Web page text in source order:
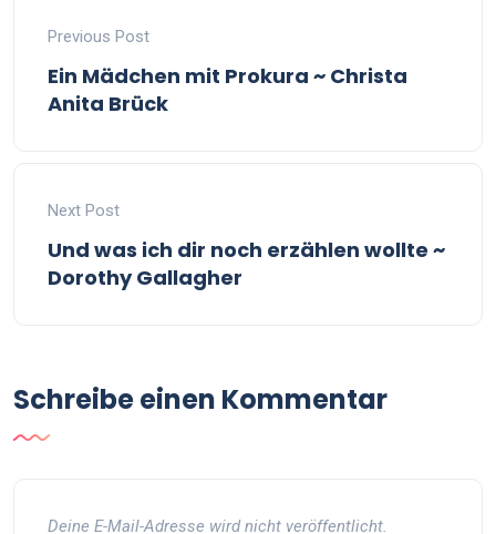
Previous Post
Ein Mädchen mit Prokura ~ Christa
Anita Brück
Next Post
Und was ich dir noch erzählen wollte ~
Dorothy Gallagher
Schreibe einen Kommentar
Deine E-Mail-Adresse wird nicht veröffentlicht.